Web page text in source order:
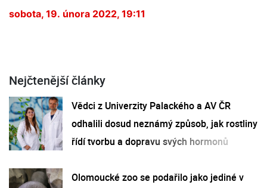
sobota, 19. února 2022, 19:11
Nejčtenější články
Vědci z Univerzity Palackého a AV ČR
odhalili dosud neznámý způsob, jak rostliny
řídí tvorbu a dopravu svých hormonů
Olomoucké zoo se podařilo jako jediné v